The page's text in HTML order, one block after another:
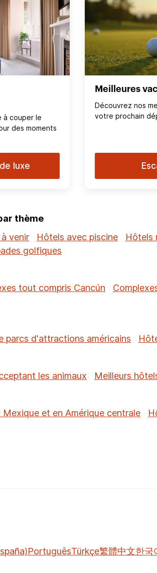
à couper le
des moments
luxe
Meilleures
Découvrez nos
votre prochain
thème
venir Hôtels avec piscine Hôtels
golfiques
tout compris Cancún
parcs d'attractions américains
les animaux Meilleurs
Mexique et en Amérique centrale
PortuguêsTürkçe繁體中文한국